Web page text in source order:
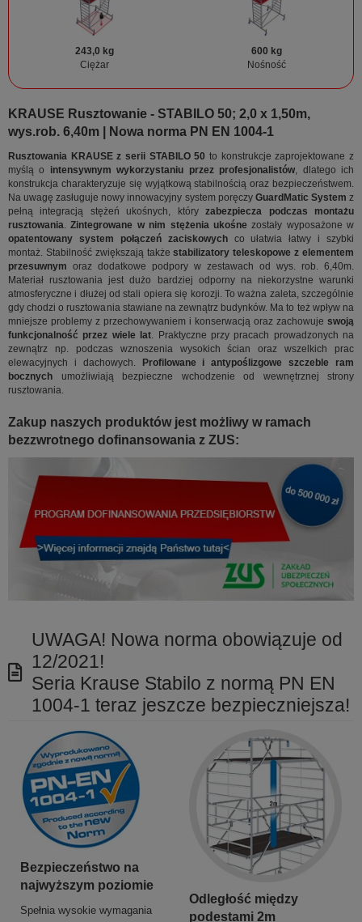
243,0 kg
Ciężar
600 kg
Nośność
KRAUSE Rusztowanie - STABILO 50; 2,0 x 1,50m,
wys.rob. 6,40m | Nowa norma PN EN 1004-1
Rusztowania KRAUSE z serii STABILO 50 to konstrukcje zaprojektowane z
myślą o
intensywnym wykorzystaniu przez profesjonalistów, dlatego ich
konstrukcja charakteryzuje się wyjątkową stabilnością oraz bezpieczeństwem.
Na uwagę zasługuje nowy innowacyjny system poręczy GuardMatic System z
pełną integracją stężeń ukośnych, któryzabezpiecza podczas montażu
rusztowania.Zintegrowane w nim stężenia ukośne zostały wyposażone w
opatentowany system połączeń zaciskowychco ułatwia łatwy i szybki
montaż. Stabilność zwiększają takżestabilizatory teleskopowe z elementem
przesuwnym oraz dodatkowe podpory w zestawach od wys. rob. 6,40m.
Materiał rusztowania jest dużo bardziej odporny na niekorzystne warunki
atmosferyczne i dłużej od stali opiera się korozji. To ważna zaleta, szczególnie
gdy chodzi o rusztowania stawiane na zewnątrz budynków. Ma to też wpływ na
mniejsze problemy z przechowywaniem i konserwacją oraz zachowuje swoją
funkcjonalność przez wiele lat. Praktyczne przy pracach prowadzonych na
zewnątrz np. podczas wznoszenia wysokich ścian oraz wszelkich prac
elewacyjnych i dachowych.
Profilowane i antypoślizgowe szczeble ram
bocznych umożliwiają bezpieczne wchodzenie od wewnętrznej strony
rusztowania.
Zakup naszych produktów jest możliwy w ramach
bezzwrotnego dofinansowania z ZUS:
UWAGA! Nowa norma obowiązuje od
12/2021!
Seria Krause Stabilo z normą PN EN
1004-1 teraz jeszcze bezpieczniejsza!
Bezpieczeństwo na
najwyższym poziomie
Spełnia wysokie wymagania
Odległość między
podestami 2m